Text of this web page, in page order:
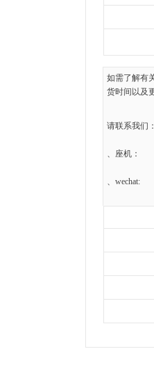
如需了解有
货时间以及
请联系我们
、座机：
、wechat: